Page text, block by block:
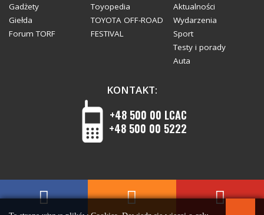
Gadżety
Giełda
Forum TORF
Toyopedia
TOYOTA OFF-ROAD
FESTIVAL
Aktualności
Wydarzenia
Sport
Testy i porady
Auta
KONTAKT:
+48 500 00 LCAC
+48 500 00 5222